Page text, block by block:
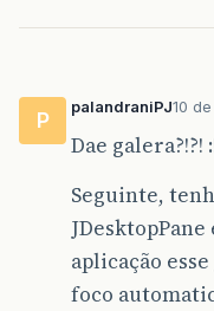
P
palandraniPJ10
Dae galera?!?!
Seguinte,
aplicação
foco